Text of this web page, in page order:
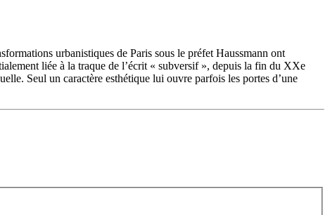
urbanistiques de Paris sous le préfet Haussmann ont
liée à la traque de l’écrit « subversif », depuis la fin du XXe
Seul un caractère esthétique lui ouvre parfois les portes d’une